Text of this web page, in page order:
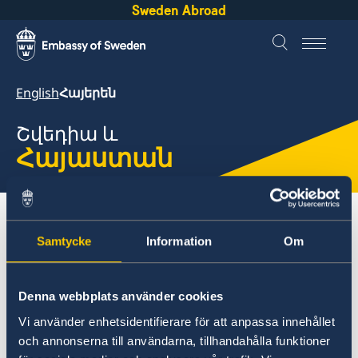
Samtycke Information Om
Denna webbplats använder cookies
Vi använder enhetsidentifierare för att anpassa innehållet
och annonserna till användarna, tillhandahålla funktioner
Sweden Abroad
EnglishՀայերեն
Շվեդիա և
Հայաստան
About Sweden Հայաստան Այց Շվեդիա
Աշխատել Շվեդիայում
Հայաստան
Այց Շվեդիա
Այց Շվեդիա
Աշխատել Շվեդիայում